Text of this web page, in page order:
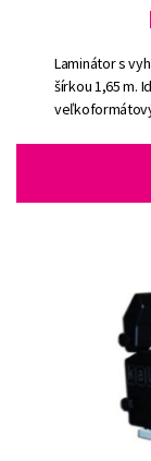
Laminátor s
šírkou 1,65 m.